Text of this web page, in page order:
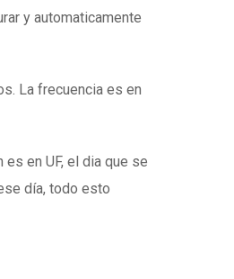
y automaticamente
La frecuencia es en
en UF, el dia que se
día, todo esto